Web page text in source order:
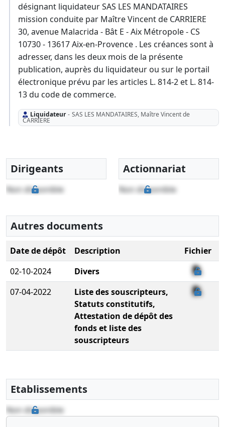
désignant liquidateur SAS LES MANDATAIRES
mission conduite par Maître Vincent de CARRIERE
30, avenue Malacrida - Bât E - Aix Métropole - CS
10730 - 13617 Aix-en-Provence . Les créances sont à
adresser, dans les deux mois de la présente
publication, auprès du liquidateur ou sur le portail
électronique prévu par les articles L. 814-2 et L. 814-
13 du code de commerce.
Liquidateur - SAS LES MANDATAIRES, Maître Vincent de
CARRIERE
Dirigeants
Non disponible
Actionnariat
Non disponible
Autres documents
Date de dépôt Description
Fichier
02-10-2024
Divers
07-04-2022
Liste des souscripteurs,
Statuts constitutifs,
Attestation de dépôt des
fonds et liste des
souscripteurs
Etablissements
Non disponible